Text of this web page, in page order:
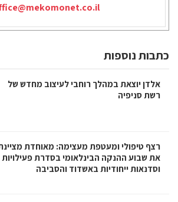
כתבות נוספות
אלדן יוצאת במהלך רוחבי לעיצוב מחדש של
רשת סניפיה
רצף טיפולי ומעטפת מעצימה: מאוחדת
את שבוע ההנקה הבינלאומי בסדרת פעילויות
וסדנאות ייחודיות באשדוד והסביבה